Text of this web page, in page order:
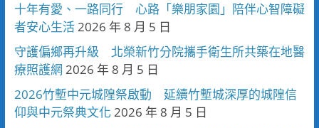
十年有愛、一路同行 心路「樂朋家園」陪伴心智障礙
者安心生活2026 年 8 月 5 日
守護偏鄉再升級 北榮新竹分院攜手衛生所共築在地醫
療照護網 2026 年 8 月 5 日
2026竹塹中元城隍祭啟動 延續竹塹城深厚的城隍信
仰與中元祭典文化 2026 年 8 月 5 日